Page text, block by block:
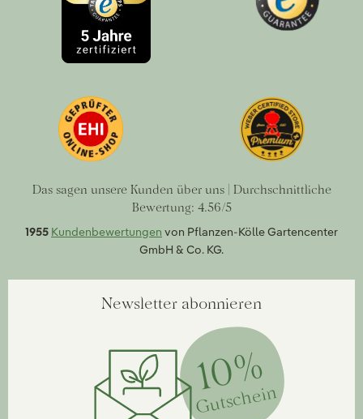
Das sagen unsere Kunden über uns | Durchschnittliche
Bewertung: 4.56/5
1955 Kundenbewertungen von Pflanzen-Kölle Gartencenter
GmbH & Co. KG.
Newsletter abonnieren
10%
Gutschein